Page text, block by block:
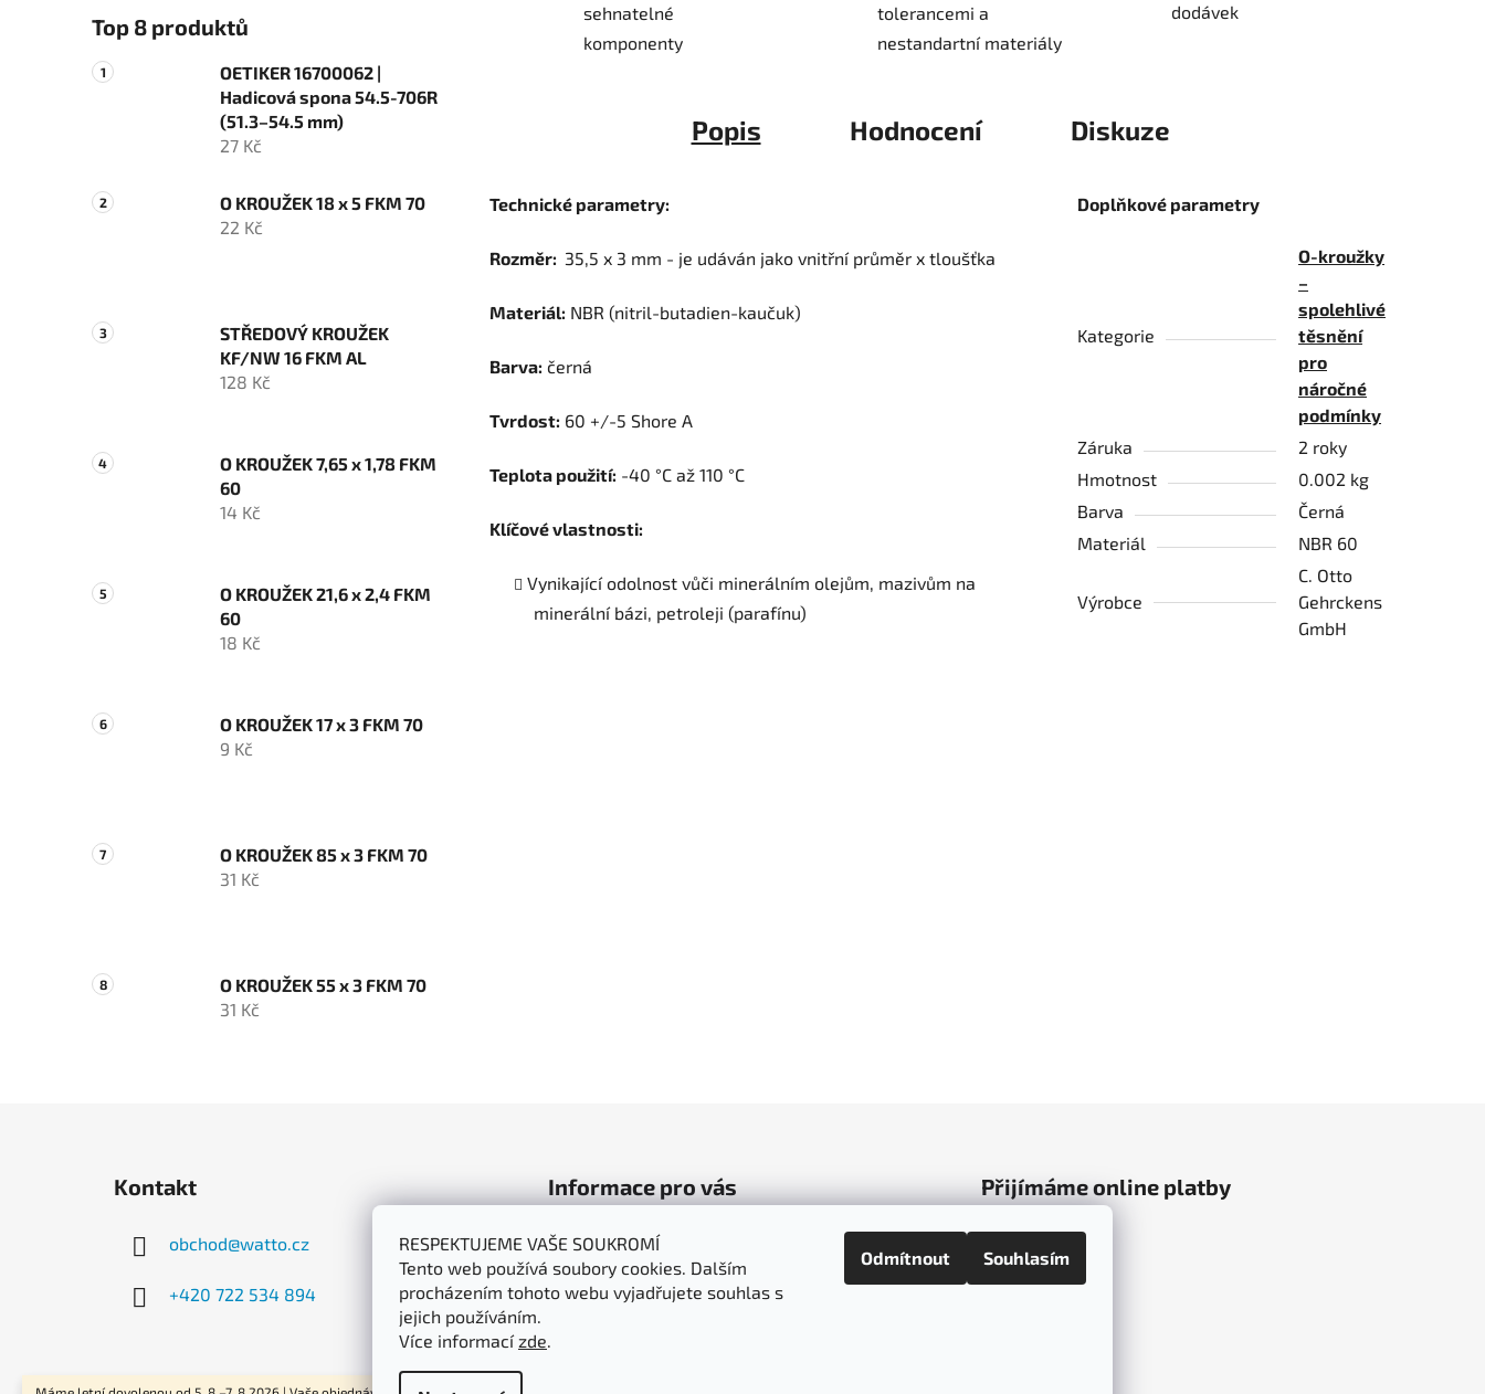
RESPEKTUJEME VAŠE SOUKROMÍ
Tento web používá soubory cookies. Dalším
procházením tohoto webu vyjadřujete souhlas s
jejich používáním.
Více informacízde.
Odmítnout Souhlasím
Top 8 produktů
OETIKER 16700062 |
Hadicová spona 54.5-706R
(51.3–54.5 mm)
27 Kč
O KROUŽEK 18 x 5 FKM 70
22 Kč
STŘEDOVÝ KROUŽEK
KF/NW 16 FKM AL
128 Kč
O KROUŽEK 7,65 x 1,78 FKM
60
14 Kč
O KROUŽEK 21,6 x 2,4 FKM
60
18 Kč
O KROUŽEK 17 x 3 FKM 70
9 Kč
O KROUŽEK 85 x 3 FKM 70
31 Kč
O KROUŽEK 55 x 3 FKM 70
31 Kč
sehnatelné
komponenty
tolerancemi a
nestandartní materiály
dodávek
Popis Hodnocení Diskuze
Technické parametry:
Rozměr: 35,5 x 3 mm - je udáván jako vnitřní průměr x tloušťka
Materiál: NBR (nitril-butadien-kaučuk)
Barva: černá
Tvrdost: 60 +/-5 Shore A
Teplota použití: -40 °C až 110 °C
Klíčové vlastnosti:
Vynikající odolnost vůči minerálním olejům, mazivům na
minerální bázi, petroleji (parafínu)
Doplňkové parametry
Kategorie
O-kroužky
–
spolehlivé
těsnění
pro
náročné
podmínky
Záruka
2 roky
Hmotnost
0.002 kg
Barva
Černá
Materiál
NBR 60
Výrobce
C. Otto
Gehrckens
GmbH
Kontakt
obchod@watto.cz
+420 722 534 894
Informace pro vás
Obchodní podmínky
Podmínky ochrany osobních údajů
Doprava a platba
Přijímáme online platby